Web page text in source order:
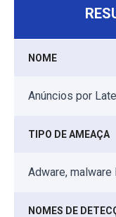
NOME
Anúncios por
TIPO DE AMEAÇA
Adware,
NOMES DE